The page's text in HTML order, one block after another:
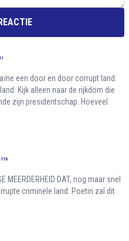
een door en door corrupt land.
Kijk alleen naar de rijkdom die
zijn presidentschap. Hoeveel
MEERDERHEID DAT, nog maar snel
criminele land. Poetin zal dit